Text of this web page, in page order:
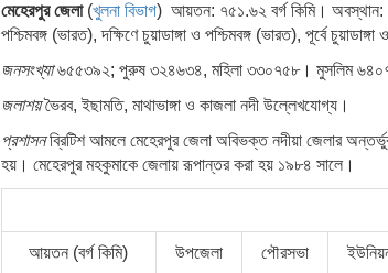
মেহেরপুর জেলা(খুলনা বিভাগ) আয়তন: ৭৫১.৬২ বর্গ কিমি। অবস্থান:
পশ্চিমবঙ্গ (ভারত), দক্ষিণে চুয়াডাঙ্গা ও পশ্চিমবঙ্গ (ভারত), পূর্বে
জনসংখ্যা৬৫৫৩৯২; পুরুষ ৩২৪৬৩৪, মহিলা ৩৩০৭৫৮। মুসলিম
জলাশয়ভৈরব, ইছামতি, মাথাভাঙ্গা ও কাজলা নদী উল্লেখযোগ্য।
প্রশাসনব্রিটিশ আমলে মেহেরপুর জেলা অবিভক্ত নদীয়া জেলার
হয়। মেহেরপুর মহকুমাকে জেলায় রূপান্তর করা হয় ১৯৮৪ সালে।
আয়তন (বর্গ কিমি) উপজেলা পৌরসভা